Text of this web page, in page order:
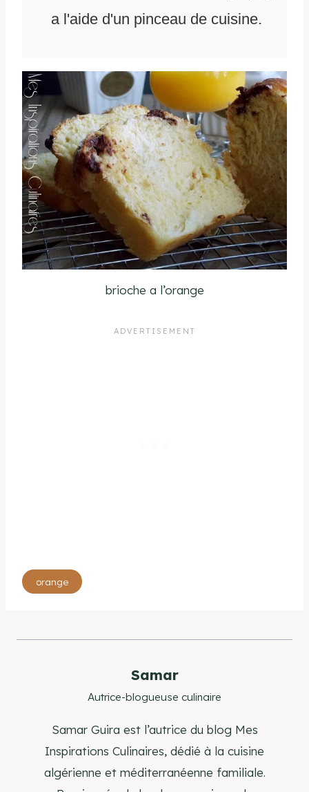
a l'aide d'un pinceau de cuisine.
brioche a l’orange
Étiquettes
de
publication :
orange
Samar
Autrice-blogueuse culinaire
Samar Guira est l’autrice du blog Mes
Inspirations Culinaires, dédié à la cuisine
algérienne et méditerranéenne familiale.